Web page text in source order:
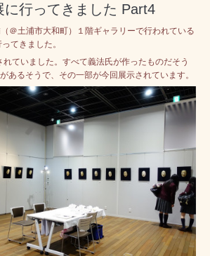
に行ってきました Part4
＠土浦市大和町）１階ギャラリーで行われている
てきました。
ていました。すべて義法氏が作ったものだそう
あるそうで、その一部が今回展示されています。